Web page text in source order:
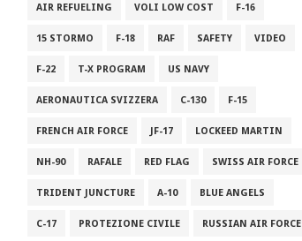
AIR REFUELING VOLI LOW COST F-16
15 STORMO F-18 RAF SAFETY VIDEO
F-22 T-X PROGRAM US NAVY
AERONAUTICA SVIZZERA C-130 F-15
FRENCH AIR FORCE JF-17 LOCKEED MARTIN
NH-90 RAFALE RED FLAG SWISS AIR FORCE
TRIDENT JUNCTURE A-10 BLUE ANGELS
C-17 PROTEZIONE CIVILE RUSSIAN AIR FORCE